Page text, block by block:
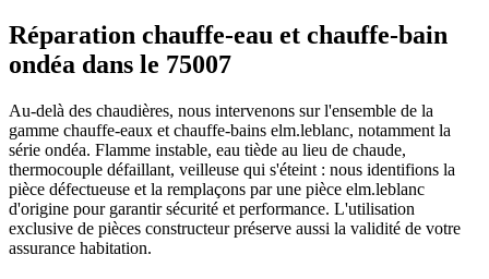
Réparation chauffe-eau et chauffe-bain
ondéa dans le 75007
Au-delà des chaudières, nous intervenons sur l'ensemble de la
gamme chauffe-eaux et chauffe-bains elm.leblanc, notamment la
série ondéa. Flamme instable, eau tiède au lieu de chaude,
thermocouple défaillant, veilleuse qui s'éteint : nous identifions la
pièce défectueuse et la remplaçons par une pièce elm.leblanc
d'origine pour garantir sécurité et performance. L'utilisation
exclusive de pièces constructeur préserve aussi la validité de votre
assurance habitation.